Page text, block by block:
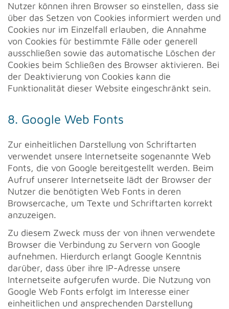
Nutzer können ihren Browser so einstellen, dass sie
über das Setzen von Cookies informiert werden und
Cookies nur im Einzelfall erlauben, die Annahme
von Cookies für bestimmte Fälle oder generell
ausschließen sowie das automatische Löschen der
Cookies beim Schließen des Browser aktivieren. Bei
der Deaktivierung von Cookies kann die
Funktionalität dieser Website eingeschränkt sein.
8. Google Web Fonts
Zur einheitlichen Darstellung von Schriftarten
verwendet unsere Internetseite sogenannte Web
Fonts, die von Google bereitgestellt werden. Beim
Aufruf unserer Internetseite lädt der Browser der
Nutzer die benötigten Web Fonts in deren
Browsercache, um Texte und Schriftarten korrekt
anzuzeigen.
Zu diesem Zweck muss der von ihnen verwendete
Browser die Verbindung zu Servern von Google
aufnehmen. Hierdurch erlangt Google Kenntnis
darüber, dass über ihre IP-Adresse unsere
Internetseite aufgerufen wurde. Die Nutzung von
Google Web Fonts erfolgt im Interesse einer
einheitlichen und ansprechenden Darstellung